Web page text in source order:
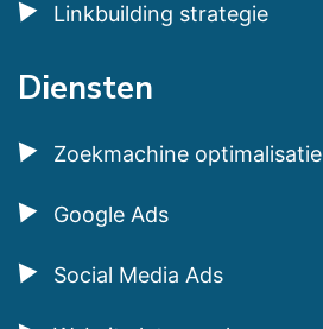
Linkbuilding strategie
Diensten
Zoekmachine optimalisatie
Google Ads
Social Media Ads